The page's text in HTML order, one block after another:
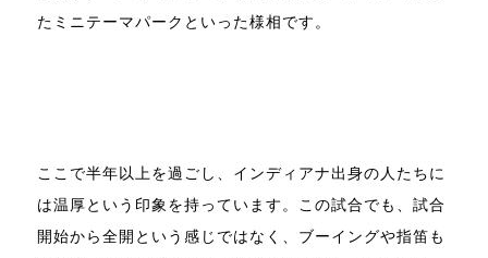
たミニテーマパークといった様相です。
ここで半年以上を過ごし、インディアナ出身の人たちに
は温厚という印象を持っています。この試合でも、試合
開始から全開という感じではなく、ブーイングや指笛も